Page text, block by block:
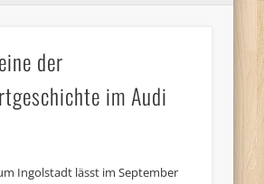
der
im Audi
Ingolstadt lässt im September